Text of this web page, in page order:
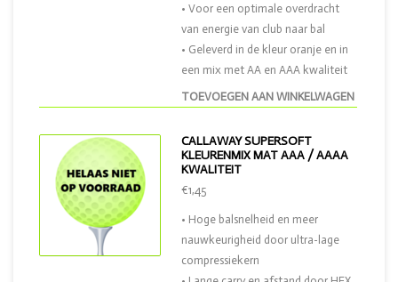
TOEVOEGEN AAN WINKELWAGEN
• Voor een optimale overdracht
van energie van club naar bal
• Geleverd in de kleur oranje en in
een mix met AA en AAA kwaliteit
CALLAWAY SUPERSOFT
KLEURENMIX MAT AAA / AAAA
KWALITEIT
€1,45
• Hoge balsnelheid en meer
nauwkeurigheid door ultra-lage
compressiekern